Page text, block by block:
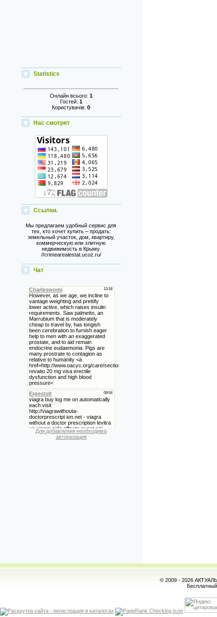
Statistics
Онлайн всього: 1
Гостей: 1
Користувачів:0
Нас смотрят
Ссылки.
Мы предлагаем удобный сервис для
тех, кто хочет купить – продать:
земельный участок, дом, квартиру,
коммерческую или элитную
недвижимость в Крыму.
//crimearealestat.ucoz.ru/
Чат
Для добавления необходима
авторизация
© 2009 - 2026